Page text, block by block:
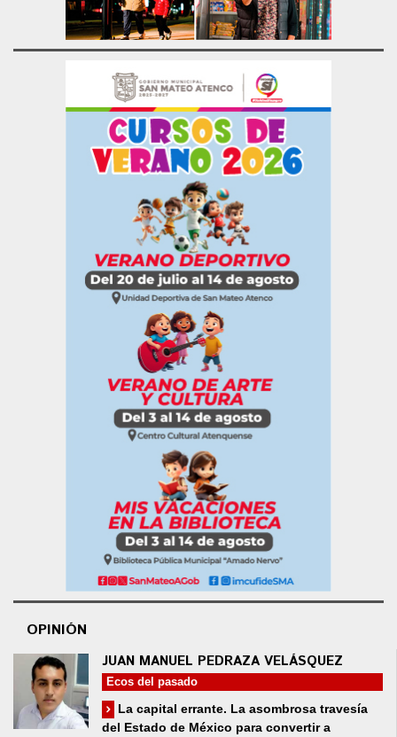
OPINIÓN
JUAN MANUEL PEDRAZA VELÁSQUEZ
Ecos del pasado
La capital errante. La asombrosa travesía
del Estado de México para convertir a